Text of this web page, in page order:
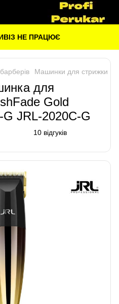
НЕ ПРАЦЮЄ
Машинки для стрижки
для
Gold
G JRL-2020C-G
10 відгуків